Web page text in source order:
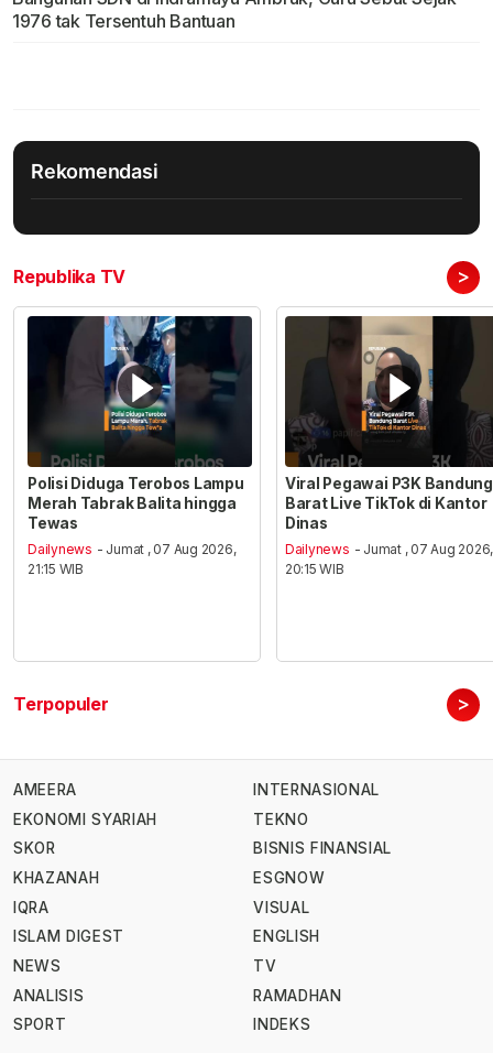
1976 tak Tersentuh Bantuan
Rekomendasi
Republika TV >
Polisi Diduga Terobos Lampu
Merah Tabrak Balita hingga
Tewas
Dailynews - Jumat , 07 Aug 2026,
21:15 WIB
Viral Pegawai P3K Bandung
Barat Live TikTok di Kantor
Dinas
Dailynews - Jumat , 07 Aug 2026,
20:15 WIB
Terpopuler >
AMEERA
EKONOMI SYARIAH
SKOR
KHAZANAH
IQRA
ISLAM DIGEST
NEWS
ANALISIS
SPORT
INTERNASIONAL
TEKNO
BISNIS FINANSIAL
ESGNOW
VISUAL
ENGLISH
TV
RAMADHAN
INDEKS